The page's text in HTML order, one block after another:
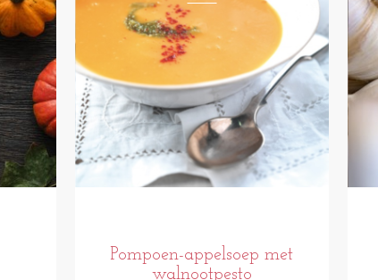
Pompoen-appelsoep met
walnootpesto